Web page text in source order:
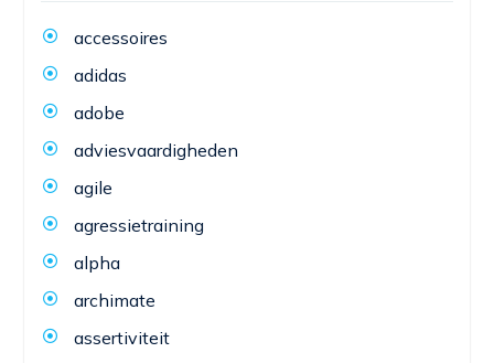
accessoires
adidas
adobe
adviesvaardigheden
agile
agressietraining
alpha
archimate
assertiviteit